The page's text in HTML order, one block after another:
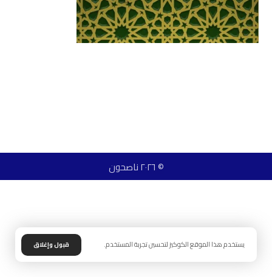
© ٢٠٢٦ ناصحون
يستخدم هذا الموقع الكوكيز لتحسين تجربة المستخدم. قبول وإغلاق